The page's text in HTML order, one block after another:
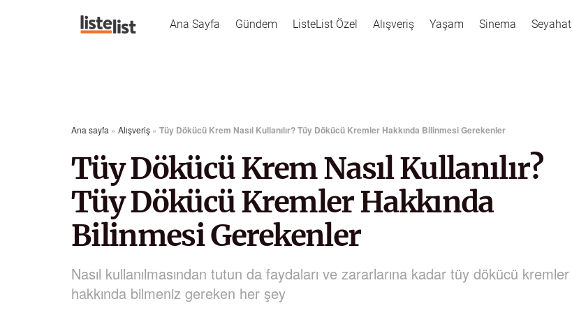
Ana Sayfa Gündem ListeList Özel Alışveriş Yaşam Sinema Seyahat
Ana sayfa » Alışveriş » Tüy Dökücü Krem Nasıl Kullanılır? Tüy Dökücü Kremler Hakkında Bilinmesi Gerekenler
Tüy Dökücü Krem Nasıl Kullanılır?
Tüy Dökücü Kremler Hakkında
Bilinmesi Gerekenler
Nasıl kullanılmasından tutun da faydaları ve zararlarına kadar tüy dökücü kremler
hakkında bilmeniz gereken her şey